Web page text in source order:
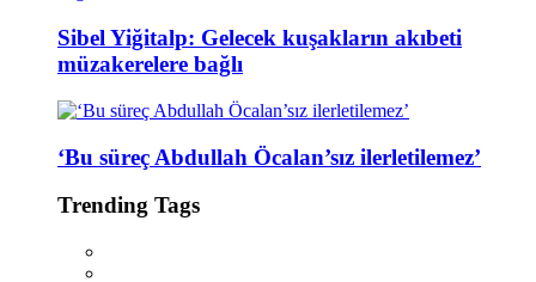
Sibel Yiğitalp: Gelecek kuşakların akıbeti
müzakerelere bağlı
‘Bu süreç Abdullah Öcalan’sız ilerletilemez’
Trending Tags